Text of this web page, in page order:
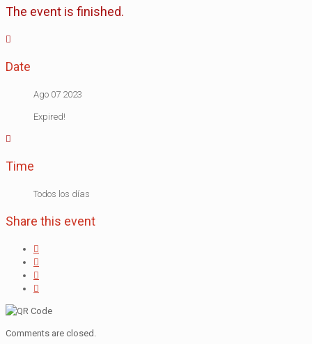
The event is finished.
Date
Ago 07 2023
Expired!
Time
Todos los días
Share this event
Comments are closed.